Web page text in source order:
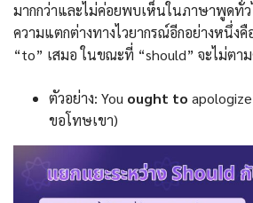
มากกว่าและไม่ค่อยพบเห็นในภาษาพูดทั่ว
ความแตกต่างทางไวยากรณ์อีกอย่างหนึ่ง
“to” เสมอ ในขณะที่ “should” จะไม่ตา
ตัวอย่าง: You ought to
ขอโทษเขา)